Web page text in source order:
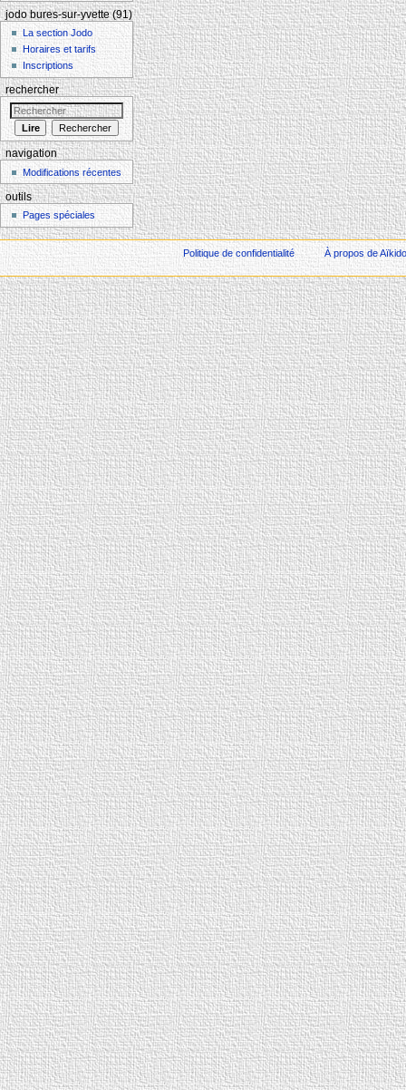
jodo bures-sur-yvette (91)
La section Jodo
Horaires et tarifs
Inscriptions
rechercher
navigation
Modifications récentes
outils
Pages spéciales
Politique de confidentialité À propos de